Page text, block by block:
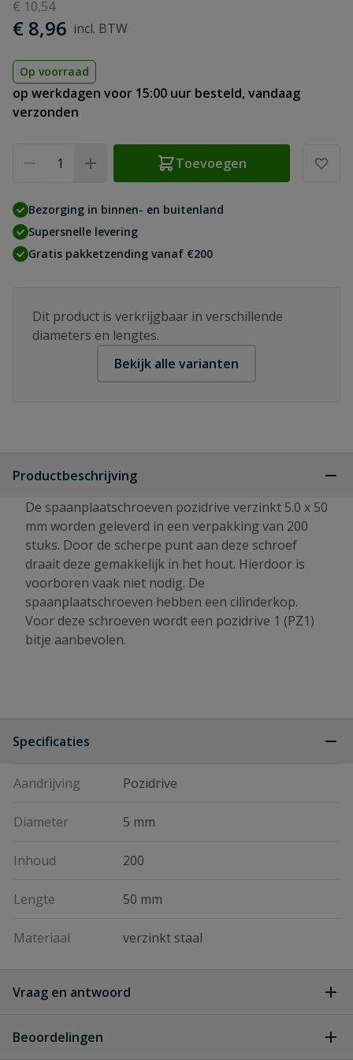
€ 10,54
€ 8,96
Op voorraad
op werkdagen voor 15:00 uur besteld, vandaag
verzonden
Toevoegen
Bezorging in binnen- en buitenland
Supersnelle levering
Gratis pakketzending vanaf €200
Dit product is verkrijgbaar in verschillende
diameters en lengtes.
Bekijk alle varianten
Productbeschrijving
De spaanplaatschroeven pozidrive verzinkt 5.0 x 50
mm worden geleverd in een verpakking van 200
stuks. Door de scherpe punt aan deze schroef
draait deze gemakkelijk in het hout. Hierdoor is
voorboren vaak niet nodig. De
spaanplaatschroeven hebben een cilinderkop.
Voor deze schroeven wordt een pozidrive 1 (PZ1)
bitje aanbevolen.
Specificaties
Aandrijving Pozidrive
Diameter 5 mm
Inhoud 200
Lengte 50 mm
Materiaal verzinkt staal
Vraag en antwoord
Beoordelingen